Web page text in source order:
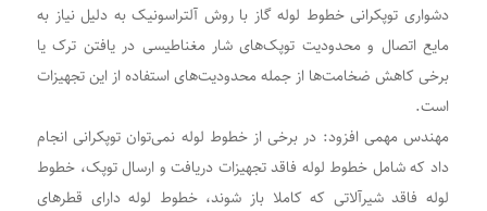
دشواری توپکرانی خطوط لوله گاز با روش آلتراسونیک به دلیل نیاز به
مایع اتصال و محدودیت توپک‌های شار مغناطیسی در یافتن ترک یا
برخی کاهش ضخامت‌ها از جمله محدودیت‌های استفاده از این تجهیزات
است.
مهندس مهمی افزود: در برخی از خطوط لوله نمی‌توان توپکرانی انجام
داد که شامل خطوط لوله فاقد تجهیزات دریافت و ارسال توپک، خطوط
لوله فاقد شیرآلاتی که کاملا باز شوند، خطوط لوله دارای قطرهای